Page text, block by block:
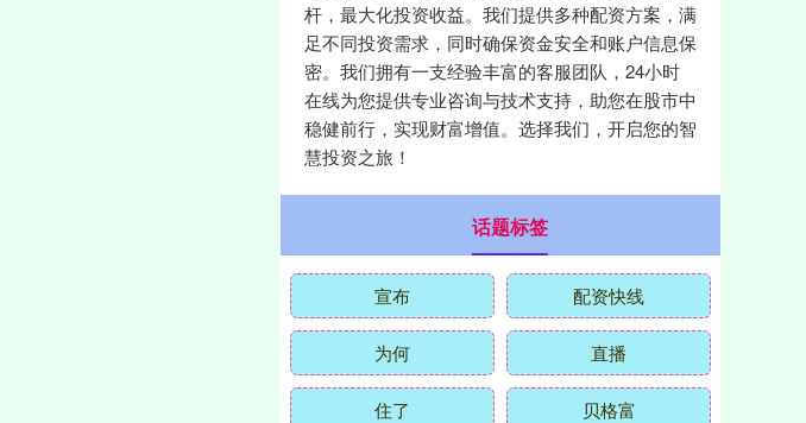
杆，最大化投资收益。我们提供多种配资方案，满
足不同投资需求，同时确保资金安全和账户信息保
密。我们拥有一支经验丰富的客服团队，24小时
在线为您提供专业咨询与技术支持，助您在股市中
稳健前行，实现财富增值。选择我们，开启您的智
慧投资之旅！
话题标签
宣布 配资快线
为何 直播
住了 贝格富